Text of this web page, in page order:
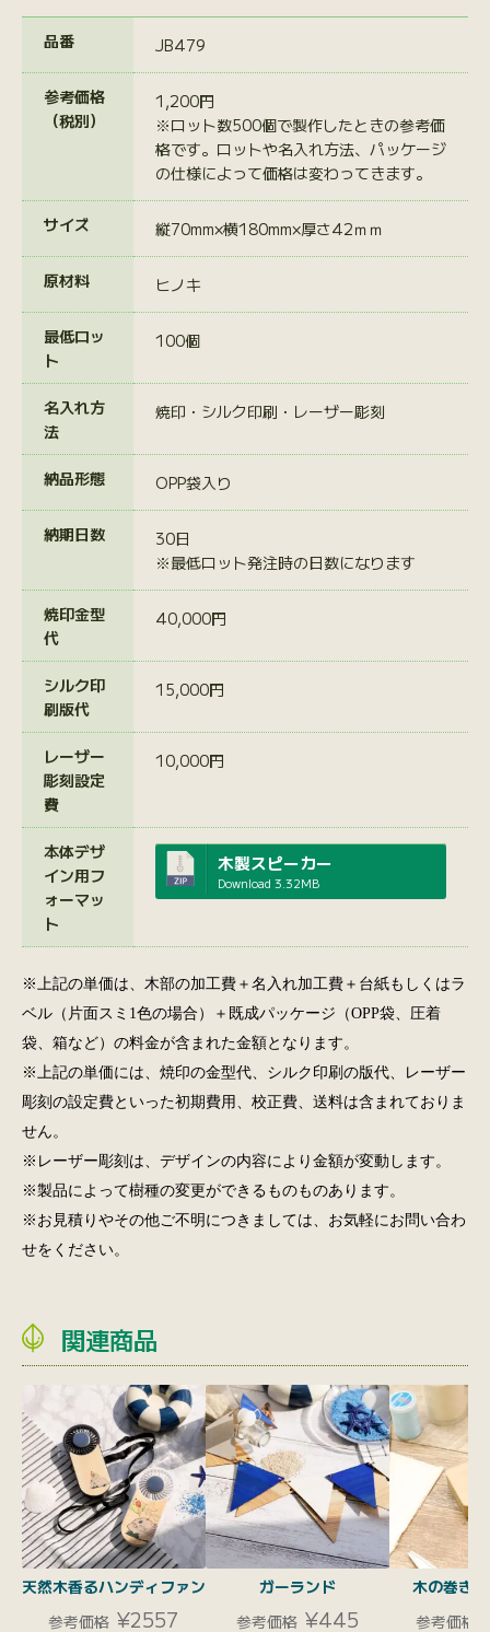
品番 JB479
参考価格
（税別）
1,200円
※ロット数500個で製作したときの参考価
格です。ロットや名入れ方法、パッケージ
の仕様によって価格は変わってきます。
サイズ 縦70mm×横180mm×厚さ42ｍｍ
原材料 ヒノキ
最低ロッ
ト
100個
名入れ方
法
焼印・シルク印刷・レーザー彫刻
納品形態 OPP袋入り
納期日数
30日
※最低ロット発注時の日数になります
焼印金型
代
40,000円
シルク印
刷版代
15,000円
レーザー
彫刻設定
費
10,000円
本体デザ
イン用フ
ォーマッ
ト
木製スピーカー
Download 3.32MB
※上記の単価は、木部の加工費＋名入れ加工費＋台紙もしくはラ
ベル（片面スミ1色の場合）＋既成パッケージ（OPP袋、圧着
袋、箱など）の料金が含まれた金額となります。
※上記の単価には、焼印の金型代、シルク印刷の版代、レーザー
彫刻の設定費といった初期費用、校正費、送料は含まれておりま
せん。
※レーザー彫刻は、デザインの内容により金額が変動します。
※製品によって樹種の変更ができるものものあります。
※お見積りやその他ご不明につきましては、お気軽にお問い合わ
せをください。
関連商品
天然木香るハンディファン
参考価格 ¥2557
ガーランド
参考価格 ¥445
木の巻き
参考価格